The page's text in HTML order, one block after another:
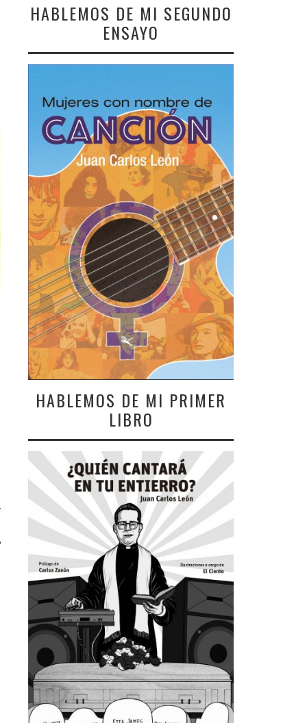
HABLEMOS DE MI SEGUNDO
ENSAYO
HABLEMOS DE MI PRIMER
LIBRO